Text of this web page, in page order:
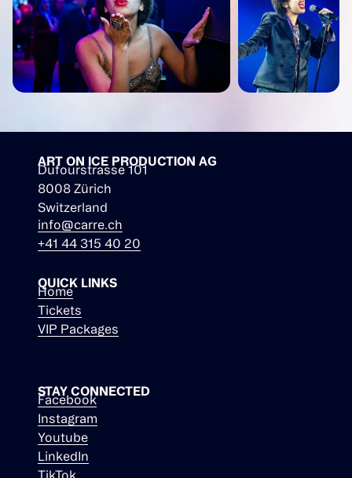
ART ON ICE PRODUCTION AG
Dufourstrasse 101
8008 Zürich
Switzerland
info@carre.ch
+41 44 315 40 20
QUICK LINKS
Home
Tickets
VIP Packages
STAY CONNECTED
Facebook
Instagram
Youtube
LinkedIn
TikTok